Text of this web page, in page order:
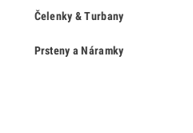
Čelenky & Turbany
Prsteny a Náramky